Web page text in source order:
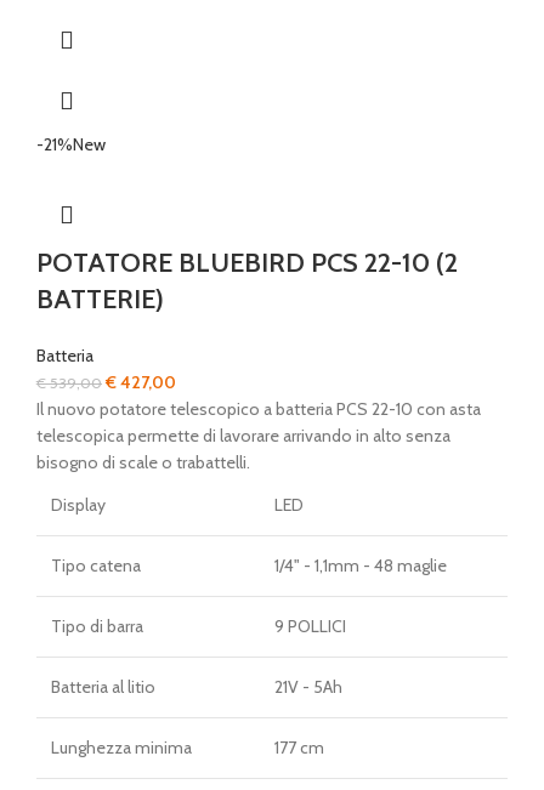
-21%New
POTATORE BLUEBIRD PCS 22-10 (2
BATTERIE)
Batteria
€539,00Il
prezzo
originale
era:
€427,00
prezzo
attuale
è:
Il nuovo potatore telescopico a batteria PCS 22-10 con asta
telescopica permette di lavorare arrivando in alto senza
bisogno di scale o trabattelli.
Display
LED
Tipo catena 1/4" - 1,1mm - 48 maglie
Tipo di barra 9 POLLICI
Batteria al litio 21V - 5Ah
Lunghezza minima 177 cm